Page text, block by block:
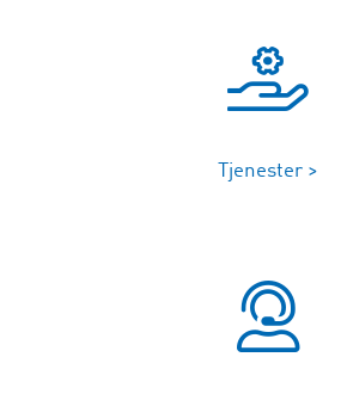
Tjenester >